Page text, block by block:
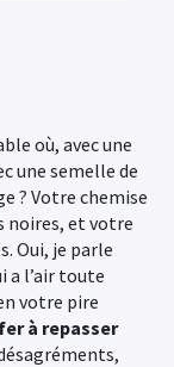
où, avec une
une semelle de
? Votre chemise
noires, et votre
Oui, je parle
a l’air toute
votre pire
à repasser